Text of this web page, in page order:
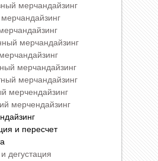
мерчандайзинг
мерчандайзинг
мерчандайзинг
мерчандайзинг
мерчендайзинг
мерчендайзинг
и пересчет
дегустация